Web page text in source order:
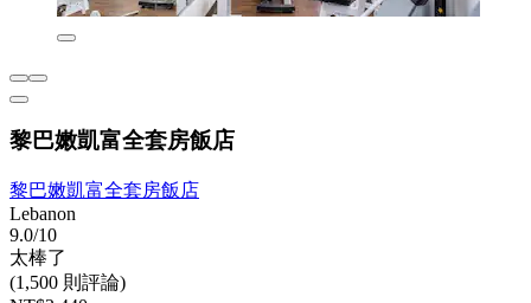
黎巴嫩凱富全套房飯店
黎巴嫩凱富全套房飯店
Lebanon
9.0/10
太棒了
(1,500 則評論)